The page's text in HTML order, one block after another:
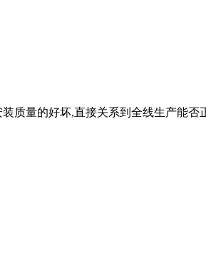
质量的好坏,直接关系到全线生产能否